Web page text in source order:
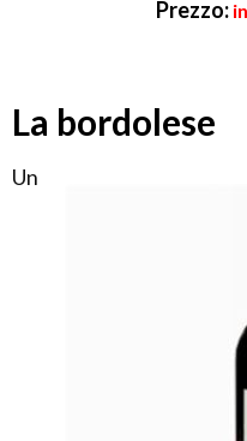
Prezzo:
La bordolese
Un